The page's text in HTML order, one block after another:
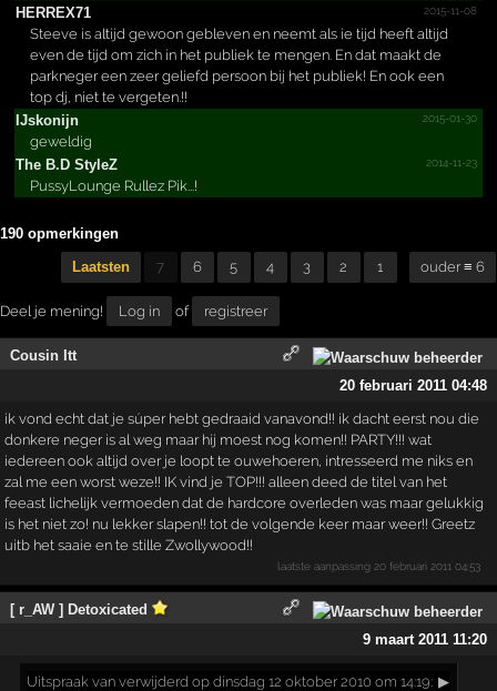
HERREX71
2015-11-08
Steeve is altijd gewoon gebleven en neemt als ie tijd heeft altijd
even de tijd om zich in het publiek te mengen. En dat maakt de
parkneger een zeer geliefd persoon bij het publiek! En ook een
top dj, niet te vergeten.!!
IJskonijn
2015-01-30
geweldig
The B.­D StyleZ
2014-11-23
PussyLounge Rullez Pik...!
190 opmerkingen
Laatsten 7 6 5 4 3 2 1 ouder ≡ 6
Deel je mening! Log in of registreer
Cousin Itt
20 februari 2011 04:48
ik vond echt dat je súper hebt gedraaid vanavond!! ik dacht eerst nou die
donkere neger is al weg maar hij moest nog komen!! PARTY!!! wat
iedereen ook altijd over je loopt te ouwehoeren, intresseerd me niks en
zal me een worst weze!! IK vind je TOP!!! alleen deed de titel van het
feeast lichelijk vermoeden dat de hardcore overleden was maar gelukkig
is het niet zo! nu lekker slapen!! tot de volgende keer maar weer!! Greetz
uitb het saaie en te stille Zwollywood!!
laatste aanpassing 20 februari 2011 04:53
[ r_AW ] Detoxicated
9 maart 2011 11:20
Uitspraak van verwijderd op dinsdag 12 oktober 2010 om 14:19: ▶